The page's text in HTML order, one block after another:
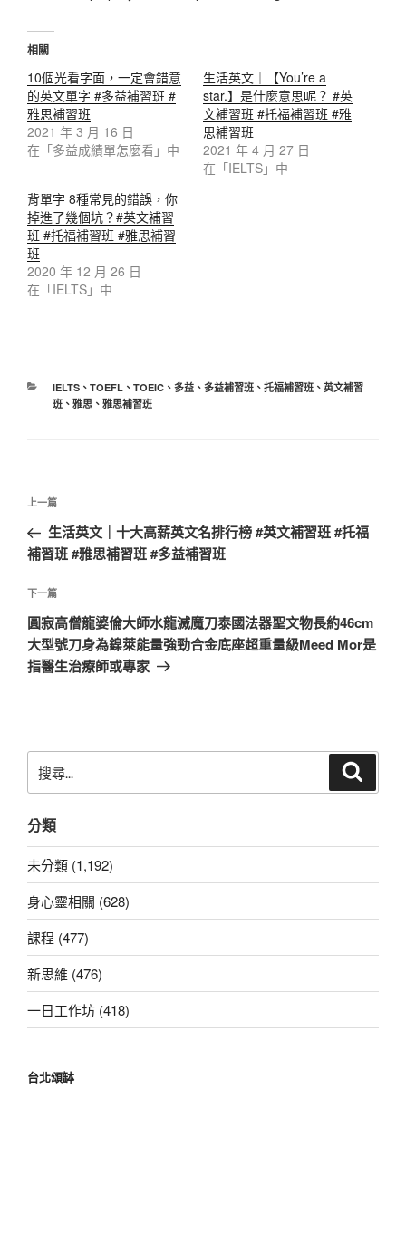
相關
10個光看字面，一定會錯意
的英文單字 #多益補習班 #
雅思補習班
2021 年 3 月 16 日
在「多益成績單怎麼看」中
生活英文｜【You’re a
star.】是什麼意思呢？ #英
文補習班 #托福補習班 #雅
思補習班
2021 年 4 月 27 日
在「IELTS」中
背單字 8種常見的錯誤，你
掉進了幾個坑？#英文補習
班 #托福補習班 #雅思補習
班
2020 年 12 月 26 日
在「IELTS」中
分
類
IELTS、 TOEFL、 TOEIC、 多益、 多益補習班、 托福補習班、 英文補習
班、 雅思、 雅思補習班
文
導
覽
上
一
篇
章
上一篇
生活英文｜十大高薪英文名排行榜 #英文補習班 #托福
補習班 #雅思補習班 #多益補習班
下
一
篇
文
下一篇
圓寂高僧龍婆倫大師水龍滅魔刀泰國法器聖文物長約46cm
大型號刀身為鎳萊能量強勁合金底座超重量級Meed Mor是
指醫生治療師或專家
尋
鍵
字:
分類
未分類 (1,192)
身心靈相關 (628)
課程 (477)
新思維 (476)
一日工作坊 (418)
台北頌缽